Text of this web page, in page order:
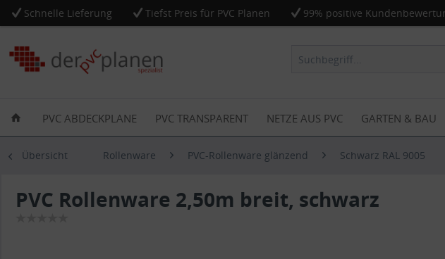
Schnelle Lieferung Tiefst Preis für PVC Planen 99% positive
PVC ABDECKPLANE PVC TRANSPARENT NETZE AUS PVC GARTEN & BAU
Übersicht Rollenware PVC-Rollenware glänzend Schwarz RAL 9005
PVC Rollenware 2,50m breit, schwarz